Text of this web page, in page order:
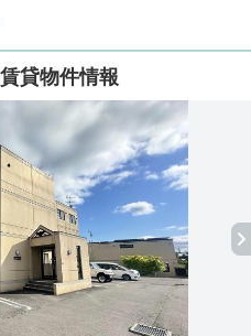
貸物件情報